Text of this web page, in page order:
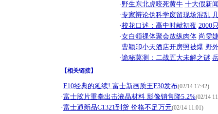
·野生东北虎咬死黄牛 十大假新
·专家辩论伪科学废留现场混乱
·校花口述：高中时献初夜 2000
·女白领祼体聚会放纵肉体 尚雯
·曹颖印小天酒店开房照被爆 野
·诡秘莫测：二战五大未解之谜
【相关链接】
·F10经典的延续! 富士新画质王F30发布(02/14 17:42)
·富士胶片重拳出击液晶材料 影像销售降5.2%(02/14
·富士通新品C1321到货 价格不足万元(02/14 11:01)